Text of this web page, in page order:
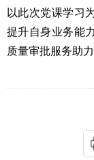
以此次党课学习
提升自身业务能
质量审批服务助